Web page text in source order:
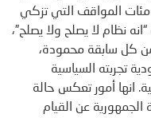
مئات المواقف التي تزكي
نظام لا يصلح ولا يصلح”،
من كل سابقة محمودة،
تجربته السياسية
انها أمور تعكس حالة
الجمهورية عن القيام